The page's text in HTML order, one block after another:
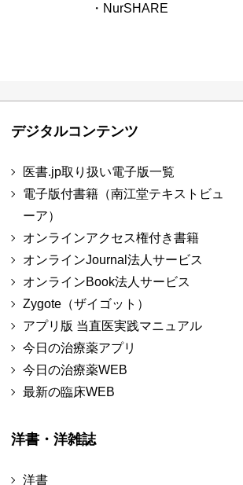
・NurSHARE
デジタルコンテンツ
医書.jp取り扱い電子版一覧
電子版付書籍（南江堂テキストビュ
ーア）
オンラインアクセス権付き書籍
オンラインJournal法人サービス
オンラインBook法人サービス
Zygote（ザイゴット）
アプリ版 当直医実践マニュアル
今日の治療薬アプリ
今日の治療薬WEB
最新の臨床WEB
洋書・洋雑誌
洋書